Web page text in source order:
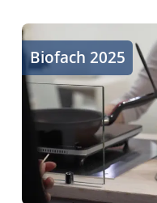
Vegan Trend auf der
Biofach 2025